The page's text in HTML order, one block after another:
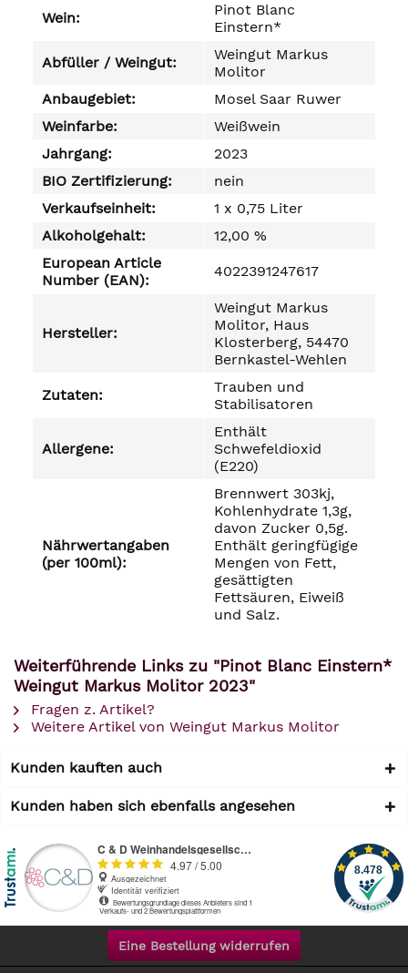
Wein:
Pinot Blanc
Einstern*
Abfüller / Weingut:
Weingut Markus
Molitor
Anbaugebiet:
Mosel Saar Ruwer
Weinfarbe:
Weißwein
Jahrgang:
2023
BIO Zertifizierung:
nein
Verkaufseinheit:
1 x 0,75 Liter
Alkoholgehalt:
12,00 %
European Article
Number (EAN):
4022391247617
Hersteller:
Weingut Markus
Molitor, Haus
Klosterberg, 54470
Bernkastel-Wehlen
Zutaten:
Trauben und
Stabilisatoren
Allergene:
Enthält
Schwefeldioxid
(E220)
Nährwertangaben
(per 100ml):
Brennwert 303kj,
Kohlenhydrate 1,3g,
davon Zucker 0,5g.
Enthält geringfügige
Mengen von Fett,
gesättigten
Fettsäuren, Eiweiß
und Salz.
Weiterführende Links zu "Pinot Blanc Einstern*
Weingut Markus Molitor 2023"
Fragen z. Artikel?
Weitere Artikel von Weingut Markus Molitor
Kunden kauften auch
Kunden haben sich ebenfalls angesehen
Eine Bestellung widerrufen